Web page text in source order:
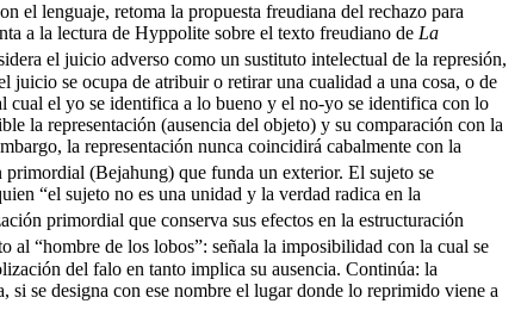
el lenguaje, retoma la propuesta freudiana del rechazo para
a la lectura de Hyppolite sobre el texto freudiano de La
el juicio adverso como un sustituto intelectual de la represión,
juicio se ocupa de atribuir o retirar una cualidad a una cosa, o de
cual el yo se identifica a lo bueno y el no-yo se identifica con lo
la representación (ausencia del objeto) y su comparación con la
la representación nunca coincidirá cabalmente con la
(Bejahung) que funda un exterior. El sujeto se
“el sujeto no es una unidad y la verdad radica en la
primordial que conserva sus efectos en la estructuración
al “hombre de los lobos”: señala la imposibilidad con la cual se
del falo en tanto implica su ausencia. Continúa: la
se designa con ese nombre el lugar donde lo reprimido viene a